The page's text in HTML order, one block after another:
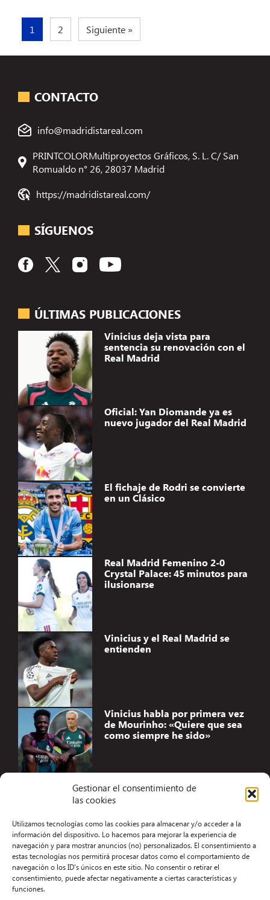
Gestionar el consentimiento de
las cookies
Utilizamos tecnologías como las cookies para almacenar y/o acceder a la
información del dispositivo. Lo hacemos para mejorar la experiencia de
navegación y para mostrar anuncios (no) personalizados. El consentimiento a
estas tecnologías nos permitirá procesar datos como el comportamiento de
navegación o los ID's únicos en este sitio. No consentir o retirar el
consentimiento, puede afectar negativamente a ciertas características y
funciones.
1 2 Siguiente »
ÚLTIMAS PUBLICACIONES
Vinicius deja vista para
sentencia su renovación con el
Real Madrid
Oficial: Yan Diomande ya es
nuevo jugador del Real Madrid
El fichaje de Rodri se convierte
en un Clásico
Real Madrid Femenino 2-0
Crystal Palace: 45 minutos para
ilusionarse
Vinicius y el Real Madrid se
entienden
Vinicius habla por primera vez
de Mourinho: «Quiere que sea
como siempre he sido»
CONTACTO
info@madridistareal.com
PRINTCOLORMultiproyectos Gráficos, S. L. C/ San
Romualdo n° 26, 28037 Madrid
https://madridistareal.com/
SÍGUENOS
Aviso Legal
Términos y condiciones
Política de privacidad